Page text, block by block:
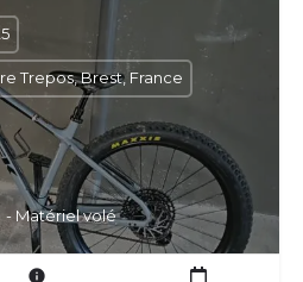
- Matériel volé
Trepos, Brest, France